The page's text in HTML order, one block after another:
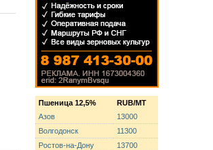
Пшеница 12,5%
RUB/MT
Азов
13000
Волгодонск
11300
Ростов-на-Дону
13700